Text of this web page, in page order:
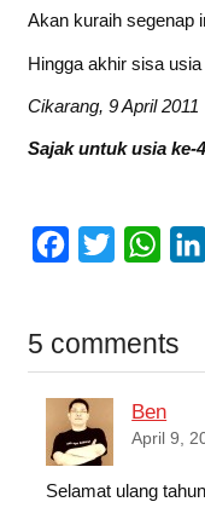
Akan kuraih segenap
Hingga akhir sisa usia
Cikarang, 9 April 2011
Sajak untuk usia ke-
e
o
o
k
t
W
t
A
p
5 comments
Ben
April 9,
Selamat ulang